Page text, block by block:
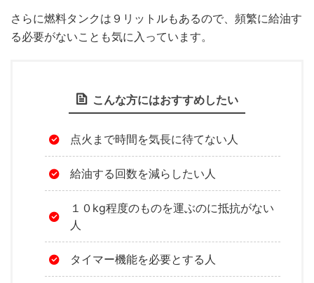
さらに燃料タンクは９リットルもあるので、頻繁に給油す
る必要がないことも気に入っています。
こんな方にはおすすめしたい
点火まで時間を気長に待てない人
給油する回数を減らしたい人
１０kg程度のものを運ぶのに抵抗がない
人
タイマー機能を必要とする人